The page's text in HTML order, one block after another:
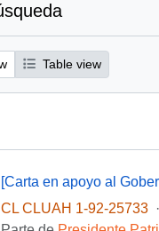
Table view
[Carta en apoyo al
CL CLUAH 1-92-25733
·